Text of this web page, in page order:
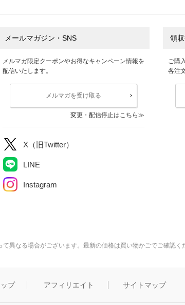
メールマガジン・SNS
メルマガ限定クーポンやお得なキャンペーン情報を
配信いたします。
メルマガを受け取る
変更・配信停止はこちら
X（旧Twitter）
LINE
Instagram
領
ご購
各注
異なる場合がございます。最新の価格は買い物かごでご確認く
プ アフィリエイト サイトマップ